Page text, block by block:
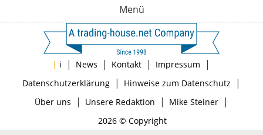
Menü
| i | News | Kontakt | Impressum |
Datenschutzerklärung| Hinweise zum Datenschutz |
Über uns | Unsere Redaktion | Mike Steiner|
2026 © Copyright